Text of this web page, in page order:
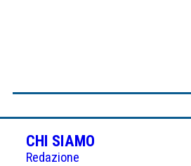
CHI SIAMO
Redazione